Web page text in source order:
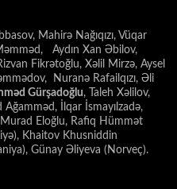
Mahirə Nağıqızı, Vüqar
Aydın Xan Əbilov,
Fikrətoğlu, Xəlil Mirzə, Aysel
Nuranə Rafailqızı, Əli
Gürşadoğlu, Taleh Xəlilov,
İlqar İsmayılzadə,
Eloğlu, Rafiq Hümmət
Khaitov Khusniddin
Günay Əliyeva (Norveç).